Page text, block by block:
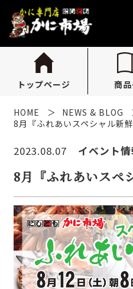
トップページ 商
れんが亭へのお問
tel.
（受付
HOME
NEWS & BLOG
8月『ふれあいスペシャル新鮮
2023.08.07 イベント情
8月『ふれあいスペ